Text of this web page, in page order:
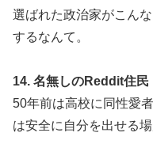
選ばれた政治家がこん
するなんて。
14. 名無しのReddit住民
50年前は高校に同性愛
は安全に自分を出せる